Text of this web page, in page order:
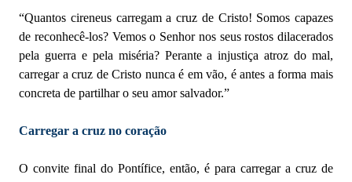
“Quantos cireneus carregam a cruz de Cristo! Somos capazes
de reconhecê-los? Vemos o Senhor nos seus rostos dilacerados
pela guerra e pela miséria? Perante a injustiça atroz do mal,
carregar a cruz de Cristo nunca é em vão, é antes a forma mais
concreta de partilhar o seu amor salvador.”
Carregar a cruz no coração
O convite final do Pontífice, então, é para carregar a cruz de